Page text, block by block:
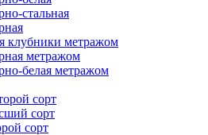
стальная
клубники метражом
метражом
белая метражом
сорт
сорт
сорт